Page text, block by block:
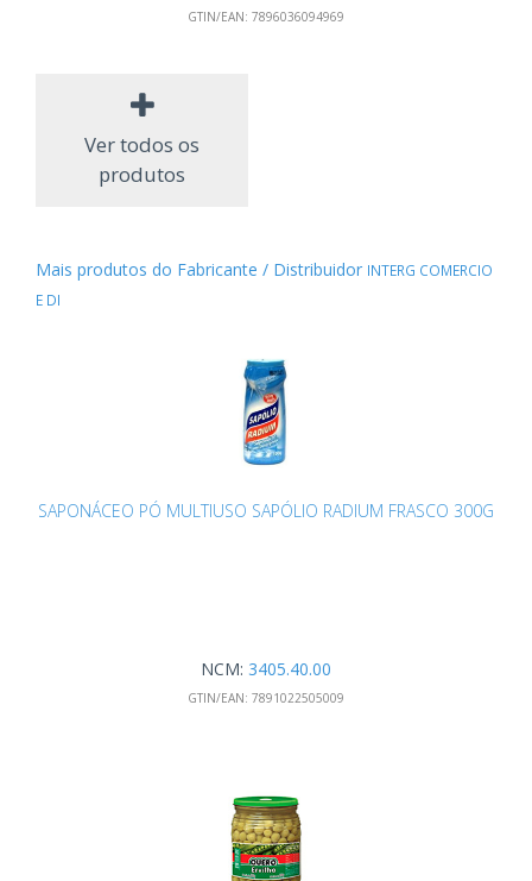
GTIN/EAN: 7896036094969
Ver todos os
produtos
Mais produtos do Fabricante / Distribuidor INTERG COMERCIO
E DI
SAPONÁCEO PÓ MULTIUSO SAPÓLIO RADIUM FRASCO 300G
NCM: 3405.40.00
GTIN/EAN: 7891022505009